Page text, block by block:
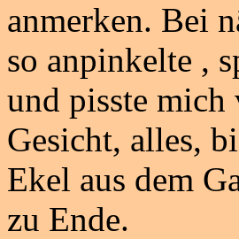
anmerken. Bei
so anpinkelte ,
und pisste mich
Gesicht, alles,
Ekel aus dem
zu Ende.